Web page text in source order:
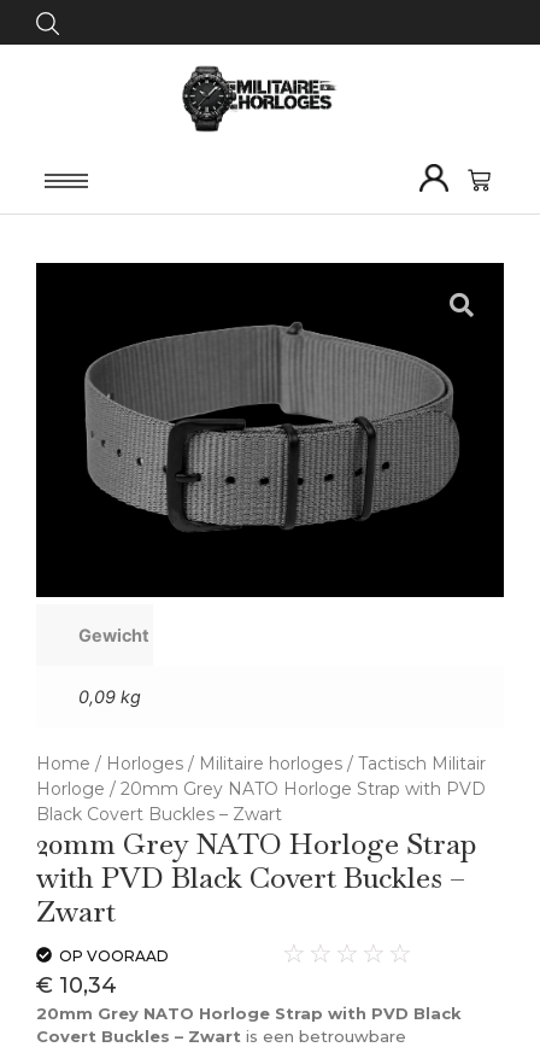
Gewicht
0,09 kg
Home / Horloges / Militaire horloges / Tactisch Militair
Horloge / 20mm Grey NATO Horloge Strap with PVD
Black Covert Buckles – Zwart
20mm Grey NATO Horloge Strap
with PVD Black Covert Buckles –
Zwart
OP VOORAAD ☆ ☆ ☆ ☆ ☆
€ 10,34
20mm Grey NATO Horloge Strap with PVD Black
Covert Buckles – Zwart is een betrouwbare